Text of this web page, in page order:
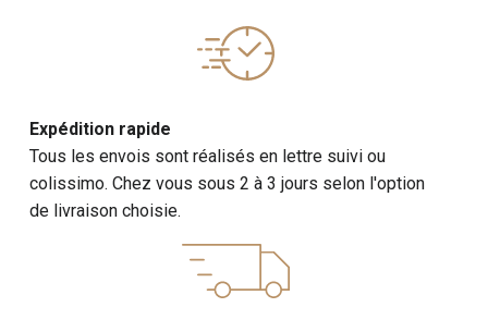
Expédition rapide
Tous les envois sont réalisés en lettre suivi ou
colissimo. Chez vous sous 2 à 3 jours selon l'option
de livraison choisie.